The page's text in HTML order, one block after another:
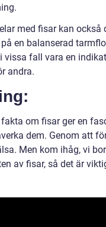
med fisar kan
en balanserad
vissa fall vara en
andra.
om fisar ger en
dem. Genom att
Men kom ihåg, vi
av fisar, så det är